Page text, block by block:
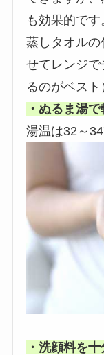
も効果的です
蒸しタオル
せてレンジ
るのがベス
・ぬるま湯
湯温は32～
・洗顔料を